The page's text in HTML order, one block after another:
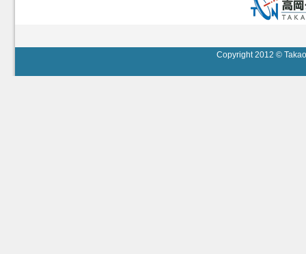
Copyright 2012 ©